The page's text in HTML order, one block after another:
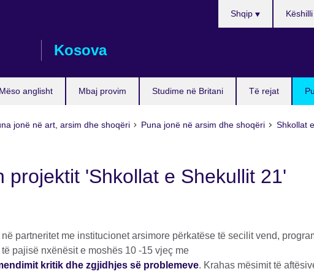
Kosova
Mëso anglisht Mbaj provim Studime në Britani Të rejat
Shqip
jonë në art, arsim dhe shoqëri Puna jonë në arsim dhe shoqëri Shkollat
projektit 'Shkollat e Shekullit 21'
në partneritet me institucionet arsimore përkatëse të secilit vend,
pajisë nxënësit e moshës 10 -15 vjeç me
kritik dhe zgjidhjes së problemeve. Krahas mësimit të